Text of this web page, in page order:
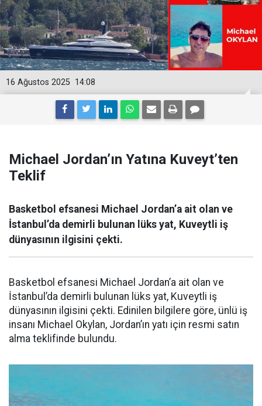
14:08
16 Ağustos 2025
Michael Jordan’ın Yatına Kuveyt’ten
Teklif
Basketbol efsanesi Michael Jordan’a ait olan ve
İstanbul’da demirli bulunan lüks yat, Kuveytli iş
dünyasının ilgisini çekti.
Basketbol efsanesi Michael Jordan’a ait olan ve
İstanbul’da demirli bulunan lüks yat, Kuveytli iş
dünyasının ilgisini çekti. Edinilen bilgilere göre, ünlü iş
insanı Michael Okylan, Jordan’ın yatı için resmi satın
alma teklifinde bulundu.